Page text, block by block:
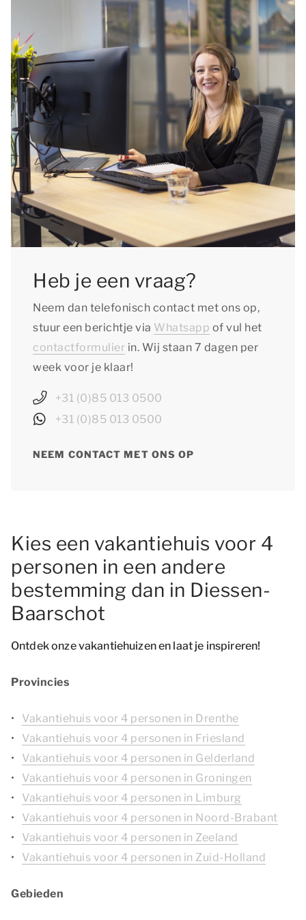
Heb je een vraag?
Neem dan telefonisch contact met ons op,
stuur een berichtje via Whatsapp of vul het
contactformulier in. Wij staan 7 dagen per
week voor je klaar!
+31 (0)85 013 0500
+31 (0)85 013 0500
NEEM CONTACT MET ONS OP
Kies een vakantiehuis voor 4
personen in een andere
bestemming dan in Diessen-
Baarschot
Ontdek onze vakantiehuizen en laat je inspireren!
Provincies
Vakantiehuis voor 4 personen in Drenthe
Vakantiehuis voor 4 personen in Friesland
Vakantiehuis voor 4 personen in Gelderland
Vakantiehuis voor 4 personen in Groningen
Vakantiehuis voor 4 personen in Limburg
Vakantiehuis voor 4 personen in Noord-Brabant
Vakantiehuis voor 4 personen in Zeeland
Vakantiehuis voor 4 personen in Zuid-Holland
Gebieden